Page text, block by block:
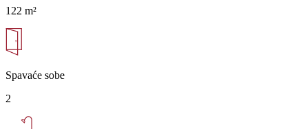
122 m²
Spavaće sobe
2